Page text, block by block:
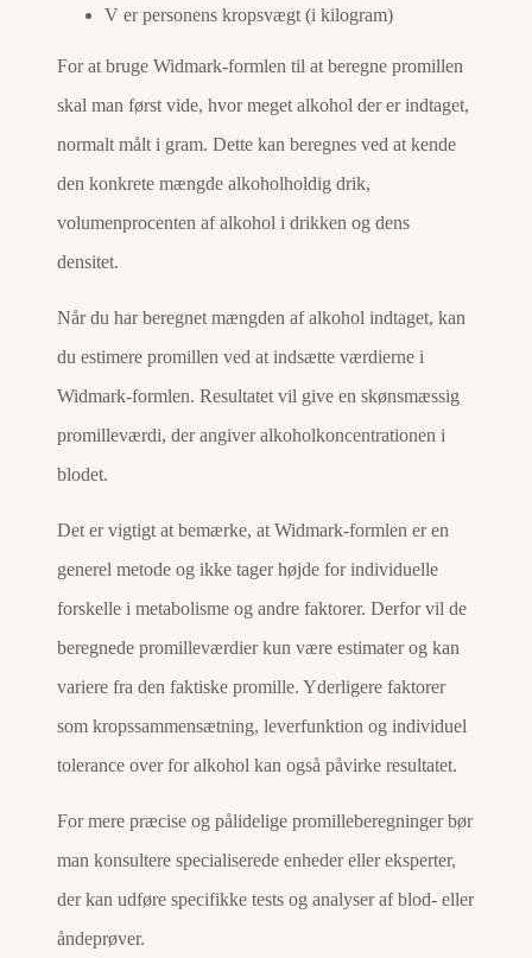
V er personens kropsvægt (i kilogram)
For at bruge Widmark-formlen til at beregne promillen
skal man først vide, hvor meget alkohol der er indtaget,
normalt målt i gram. Dette kan beregnes ved at kende
den konkrete mængde alkoholholdig drik,
volumenprocenten af alkohol i drikken og dens
densitet.
Når du har beregnet mængden af alkohol indtaget, kan
du estimere promillen ved at indsætte værdierne i
Widmark-formlen. Resultatet vil give en skønsmæssig
promilleværdi, der angiver alkoholkoncentrationen i
blodet.
Det er vigtigt at bemærke, at Widmark-formlen er en
generel metode og ikke tager højde for individuelle
forskelle i metabolisme og andre faktorer. Derfor vil de
beregnede promilleværdier kun være estimater og kan
variere fra den faktiske promille. Yderligere faktorer
som kropssammensætning, leverfunktion og individuel
tolerance over for alkohol kan også påvirke resultatet.
For mere præcise og pålidelige promilleberegninger bør
man konsultere specialiserede enheder eller eksperter,
der kan udføre specifikke tests og analyser af blod- eller
åndeprøver.